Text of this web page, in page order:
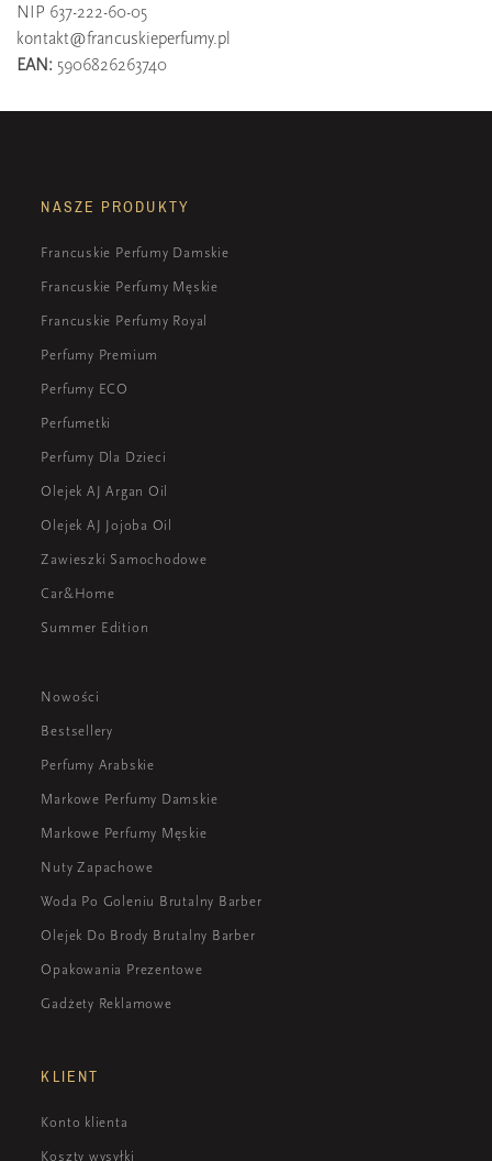
NIP 637-222-60-05
kontakt@francuskieperfumy.pl
EAN: 5906826263740
NASZE PRODUKTY
Francuskie Perfumy Damskie
Francuskie Perfumy Męskie
Francuskie Perfumy Royal
Perfumy Premium
Perfumy ECO
Perfumetki
Perfumy Dla Dzieci
Olejek AJ Argan Oil
Olejek AJ Jojoba Oil
Zawieszki Samochodowe
Car&Home
Summer Edition
Nowości
Bestsellery
Perfumy Arabskie
Markowe Perfumy Damskie
Markowe Perfumy Męskie
Nuty Zapachowe
Woda Po Goleniu Brutalny Barber
Olejek Do Brody Brutalny Barber
Opakowania Prezentowe
Gadżety Reklamowe
KLIENT
Konto klienta
Koszty wysyłki